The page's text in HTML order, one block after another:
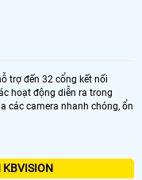
trợ đến 32 cổng kết nối
hoạt động diễn ra trong
các camera nhanh chóng, ổn
KBVISION